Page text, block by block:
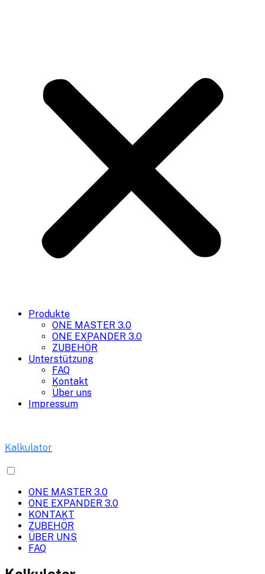
Produkte
ONE MASTER 3.0
ONE EXPANDER 3.0
ZUBEHÖR
Unterstützung
FAQ
Kontakt
Über uns
Impressum
Kalkulator
ONE MASTER 3.0
ONE EXPANDER 3.0
KONTAKT
ZUBEHÖR
ÜBER UNS
FAQ